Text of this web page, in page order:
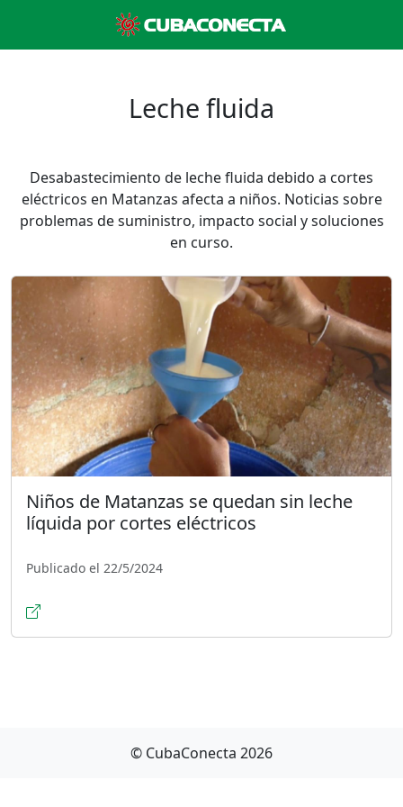
Leche fluida
Desabastecimiento de leche fluida debido a cortes
eléctricos en Matanzas afecta a niños. Noticias sobre
problemas de suministro, impacto social y soluciones
en curso.
Niños de Matanzas se quedan sin leche
líquida por cortes eléctricos
Publicado el 22/5/2024
© CubaConecta 2026